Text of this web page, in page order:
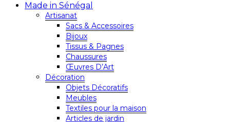
Made in Sénégal
Artisanat
Sacs & Accessoires
Bijoux
Tissus & Pagnes
Chaussures
Œuvres D’Art
Décoration
Objets Décoratifs
Meubles
Textiles pour la maison
Articles de jardin